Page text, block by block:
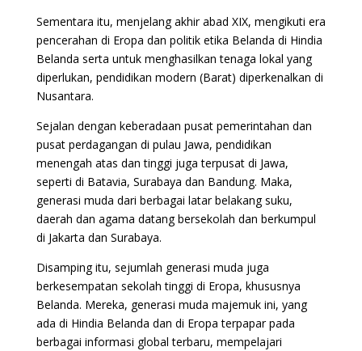
Sementara itu, menjelang akhir abad XIX, mengikuti era
pencerahan di Eropa dan politik etika Belanda di Hindia
Belanda serta untuk menghasilkan tenaga lokal yang
diperlukan, pendidikan modern (Barat) diperkenalkan di
Nusantara.
Sejalan dengan keberadaan pusat pemerintahan dan
pusat perdagangan di pulau Jawa, pendidikan
menengah atas dan tinggi juga terpusat di Jawa,
seperti di Batavia, Surabaya dan Bandung. Maka,
generasi muda dari berbagai latar belakang suku,
daerah dan agama datang bersekolah dan berkumpul
di Jakarta dan Surabaya.
Disamping itu, sejumlah generasi muda juga
berkesempatan sekolah tinggi di Eropa, khususnya
Belanda. Mereka, generasi muda majemuk ini, yang
ada di Hindia Belanda dan di Eropa terpapar pada
berbagai informasi global terbaru, mempelajari